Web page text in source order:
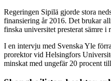
Regeringen Sipilä gjorde stora
finansiering år 2016. Det brukar
finska universitet presterat sämre i
I en intervju med Svenska Yle
prorektor vid Helsingfors
minskat med ungefär 20 procent